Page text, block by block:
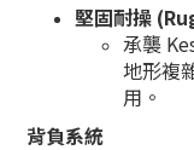
堅固耐操
承襲
地形複
用。
背負系統